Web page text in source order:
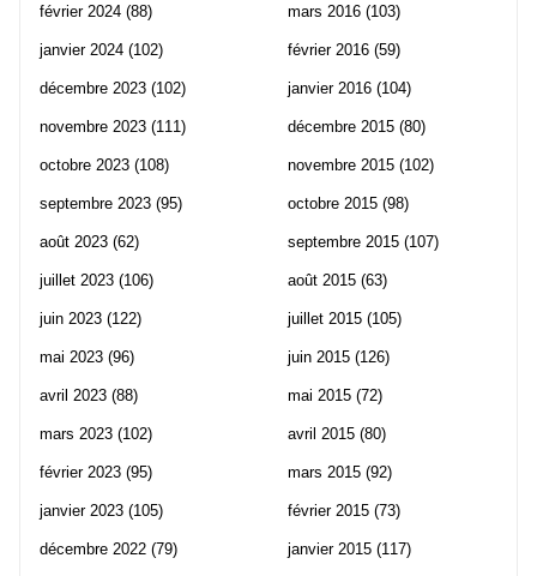
février 2024 (88)
janvier 2024 (102)
décembre 2023 (102)
novembre 2023 (111)
octobre 2023 (108)
septembre 2023 (95)
août 2023 (62)
juillet 2023 (106)
juin 2023 (122)
mai 2023 (96)
avril 2023 (88)
mars 2023 (102)
février 2023 (95)
janvier 2023 (105)
décembre 2022 (79)
mars 2016 (103)
février 2016 (59)
janvier 2016 (104)
décembre 2015 (80)
novembre 2015 (102)
octobre 2015 (98)
septembre 2015 (107)
août 2015 (63)
juillet 2015 (105)
juin 2015 (126)
mai 2015 (72)
avril 2015 (80)
mars 2015 (92)
février 2015 (73)
janvier 2015 (117)